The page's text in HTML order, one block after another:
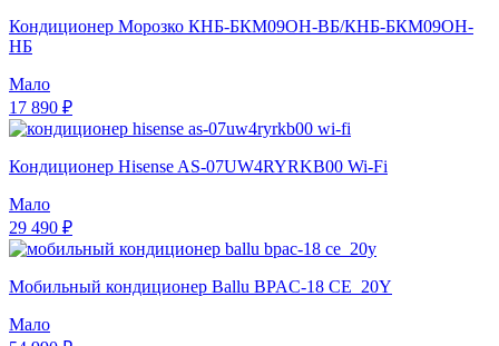
Кондиционер Морозко КНБ-БКМ09ОН-ВБ/КНБ-БКМ09ОН-
НБ
Мало
17 890 ₽
Кондиционер Hisense AS-07UW4RYRKB00 Wi-Fi
Мало
29 490 ₽
Мобильный кондиционер Ballu BPAC-18 CE_20Y
Мало